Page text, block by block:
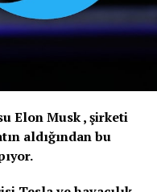
Elon Musk , şirketi
aldığından bu